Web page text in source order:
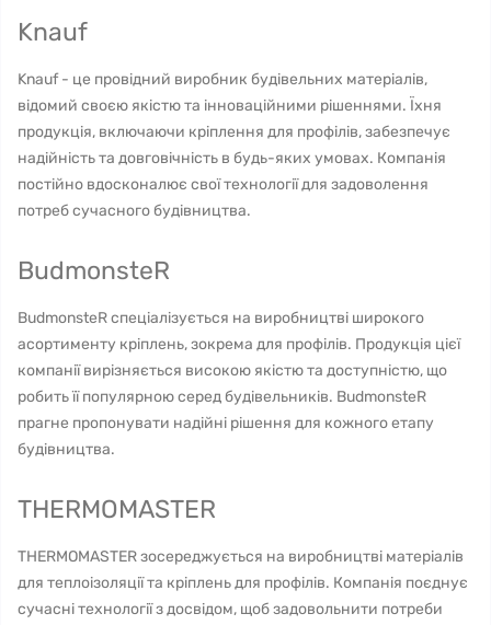
Knauf
Knauf - це провідний виробник будівельних матеріалів,
відомий своєю якістю та інноваційними рішеннями. Їхня
продукція, включаючи кріплення для профілів, забезпечує
надійність та довговічність в будь-яких умовах. Компанія
постійно вдосконалює свої технології для задоволення
потреб сучасного будівництва.
BudmonsteR
BudmonsteR спеціалізується на виробництві широкого
асортименту кріплень, зокрема для профілів. Продукція цієї
компанії вирізняється високою якістю та доступністю, що
робить її популярною серед будівельників. BudmonsteR
прагне пропонувати надійні рішення для кожного етапу
будівництва.
THERMOMASTER
THERMOMASTER зосереджується на виробництві матеріалів
для теплоізоляції та кріплень для профілів. Компанія поєднує
сучасні технології з досвідом, щоб задовольнити потреби